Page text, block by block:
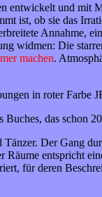
entwickelt und mit
ist, ob sie das
Annahme,
widmen: Die
machen.
in roter Farbe
das schon
Der Gang
entspricht
für deren